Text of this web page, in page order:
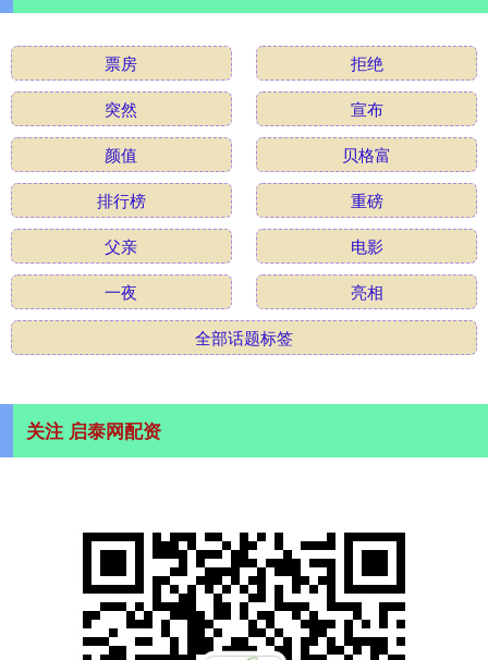
票房
拒绝
突然
宣布
颜值
贝格富
排行榜
重磅
父亲
电影
一夜
亮相
全部话题标签
关注 启泰网配资